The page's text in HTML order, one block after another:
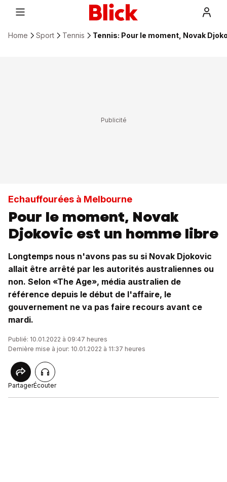
Home Sport Tennis Tennis: Pour le moment, Novak
Echauffourées à Melbourne
Pour le moment, Novak
Djokovic est un homme libre
Longtemps nous n'avons pas su si Novak Djokovic
allait être arrêté par les autorités australiennes ou
non. Selon «The Age», média australien de
référence depuis le début de l'affaire, le
gouvernement ne va pas faire recours avant ce
mardi.
Publié: 10.01.2022 à 09:47 heures
Dernière mise à jour: 10.01.2022 à 11:37 heures
PartagerÉcouter